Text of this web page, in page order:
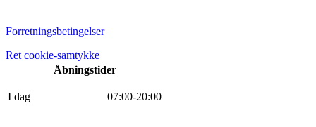
Forretningsbetingelser
Ret cookie-samtykke
Åbningstider
I dag 07:00-20:00